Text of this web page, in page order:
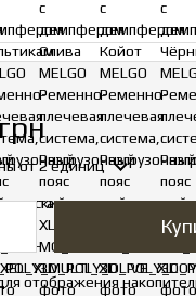
от 2 единиц
отображения